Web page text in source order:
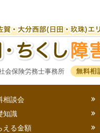
会保険労務士事務所
相談会
知識
える金額